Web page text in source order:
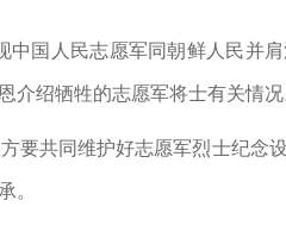
国人民志愿军同朝鲜人民并
绍牺牲的志愿军将士有关情况
要共同维护好志愿军烈士纪念
。